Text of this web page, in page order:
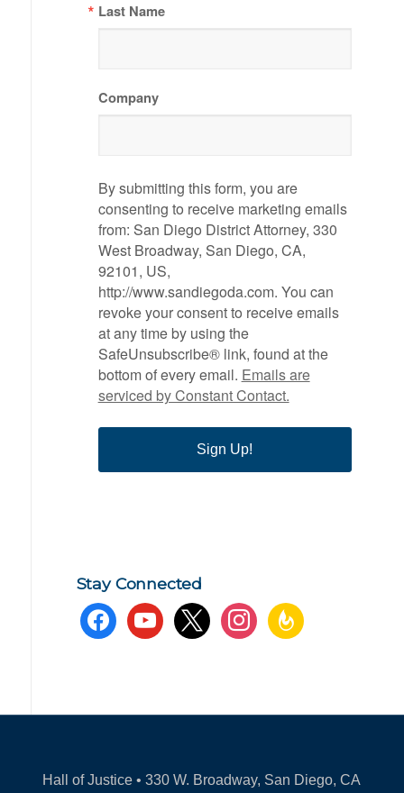
Last Name
Company
By submitting this form, you are
consenting to receive marketing emails
from: San Diego District Attorney, 330
West Broadway, San Diego, CA,
92101, US,
http://www.sandiegoda.com. You can
revoke your consent to receive emails
at any time by using the
SafeUnsubscribe® link, found at the
bottom of every email. Emails are
serviced by Constant Contact.
Sign Up!
Stay Connected
facebookyoutube x instagramfeedburner
Hall of Justice • 330 W. Broadway, San Diego, CA